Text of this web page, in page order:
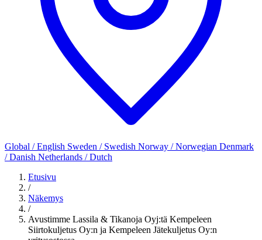
Global / English Sweden / Swedish Norway / Norwegian Denmark
/ Danish Netherlands / Dutch
Etusivu
/
Näkemys
/
Avustimme Lassila & Tikanoja Oyj:tä Kempeleen
Siirtokuljetus Oy:n ja Kempeleen Jätekuljetus Oy:n